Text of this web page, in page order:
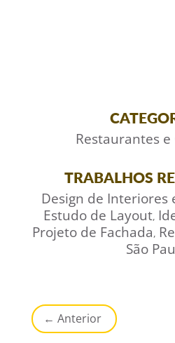
Restaurantes
TRABALHOS
Design de Interiores
Estudo de Layout,
Projeto de Fachada,
São
← Anterior